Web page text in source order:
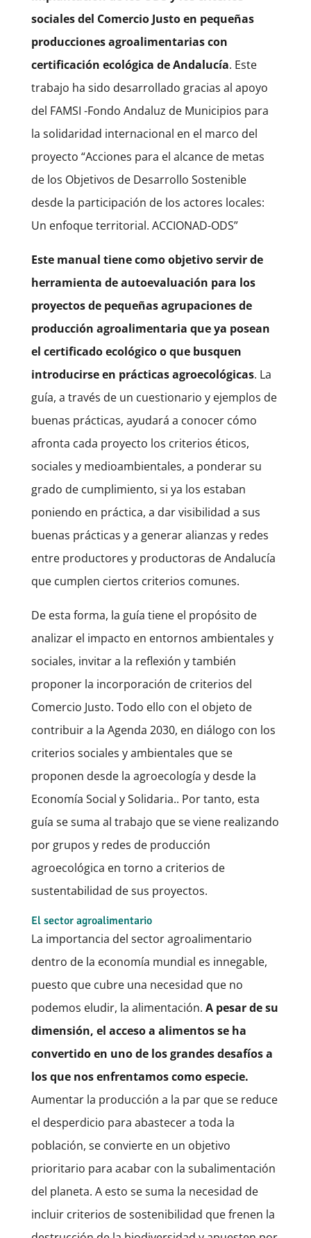
sociales del Comercio Justo en pequeñas
producciones agroalimentarias con
certificación ecológica de Andalucía. Este
trabajo ha sido desarrollado gracias al apoyo
del FAMSI -Fondo Andaluz de Municipios para
la solidaridad internacional en el marco del
proyecto “Acciones para el alcance de metas
de los Objetivos de Desarrollo Sostenible
desde la participación de los actores locales:
Un enfoque territorial. ACCIONAD-ODS”
Este manual tiene como objetivo servir de
herramienta de autoevaluación para los
proyectos de pequeñas agrupaciones de
producción agroalimentaria que ya posean
el certificado ecológico o que busquen
introducirse en prácticas agroecológicas. La
guía, a través de un cuestionario y ejemplos de
buenas prácticas, ayudará a conocer cómo
afronta cada proyecto los criterios éticos,
sociales y medioambientales, a ponderar su
grado de cumplimiento, si ya los estaban
poniendo en práctica, a dar visibilidad a sus
buenas prácticas y a generar alianzas y redes
entre productores y productoras de Andalucía
que cumplen ciertos criterios comunes.
De esta forma, la guía tiene el propósito de
analizar el impacto en entornos ambientales y
sociales, invitar a la reflexión y también
proponer la incorporación de criterios del
Comercio Justo. Todo ello con el objeto de
contribuir a la Agenda 2030, en diálogo con los
criterios sociales y ambientales que se
proponen desde la agroecología y desde la
Economía Social y Solidaria.. Por tanto, esta
guía se suma al trabajo que se viene realizando
por grupos y redes de producción
agroecológica en torno a criterios de
sustentabilidad de sus proyectos.
El sector agroalimentario
La importancia del sector agroalimentario
dentro de la economía mundial es innegable,
puesto que cubre una necesidad que no
podemos eludir, la alimentación. A pesar de su
dimensión, el acceso a alimentos se ha
convertido en uno de los grandes desafíos a
los que nos enfrentamos como especie.
Aumentar la producción a la par que se reduce
el desperdicio para abastecer a toda la
población, se convierte en un objetivo
prioritario para acabar con la subalimentación
del planeta. A esto se suma la necesidad de
incluir criterios de sostenibilidad que frenen la